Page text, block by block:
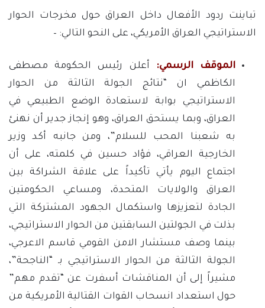
تباينت ردود الأفعال داخل العراق حول مخرجات الحوار
الاستراتيجي العراق الأمريكي، على النحو التالي: –
الموقف الرسمي:
أعلن رئيس الحكومة مصطفى
الكاظمي ان “نتائج الجولة الثالثة من الحوار
الاستراتيجي بوابة لاستعادة الوضع الطبيعي في
العراق، وبما يستحق العراق، وهو إنجاز جدير أن نهنئ
به شعبنا المحب للسلام”، ومن جانبه أكد وزير
الخارجية العراقي، فؤاد حسين في كلمته، على أن
اجتماع اليوم يأتي تأكيداً على علاقة الشراكة بين
العراق والولايات المتحدة، ومساعي الحكومتين
الجادة لتعزيزها واستكمال الجهود المشتركة التي
بذلت في الجولتين السابقتين من الحوار الاستراتيجي،
بينما وصف مستشار الامن القومي قاسم الاعرجي،
الجولة الثالثة من الحوار الاستراتيجي بـ “الناجحة”،
مشيراً إلى أن المناقشات أسفرت عن “تقدم مهم”
حول استعداد انسحاب القوات القتالية الأمريكية من